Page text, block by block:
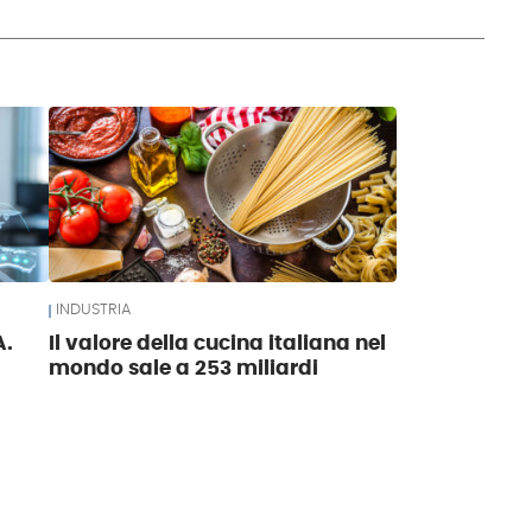
INDUSTRIA
Il valore della cucina italiana nel
mondo sale a 253 miliardi